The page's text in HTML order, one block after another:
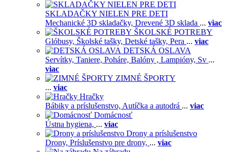
SKLADAČKY NIELEN PRE DETI
Mechanické 3D skladačky, Drevené 3D sklada ... viac
ŠKOLSKÉ POTREBY
Glóbusy, Školské tašky, Detské tašky, Pera ... viac
DETSKÁ OSLAVA
Servítky, Taniere, Poháre, Balóny , Lampióny, Sv ...
viac
ZIMNÉ ŠPORTY
... viac
Hračky
Bábiky a príslušenstvo, Autíčka a autodrá ... viac
Domácnosť
Ústna hygiena, ... viac
Drony a príslušenstvo
Drony, Príslušenstvo pre drony, ... viac